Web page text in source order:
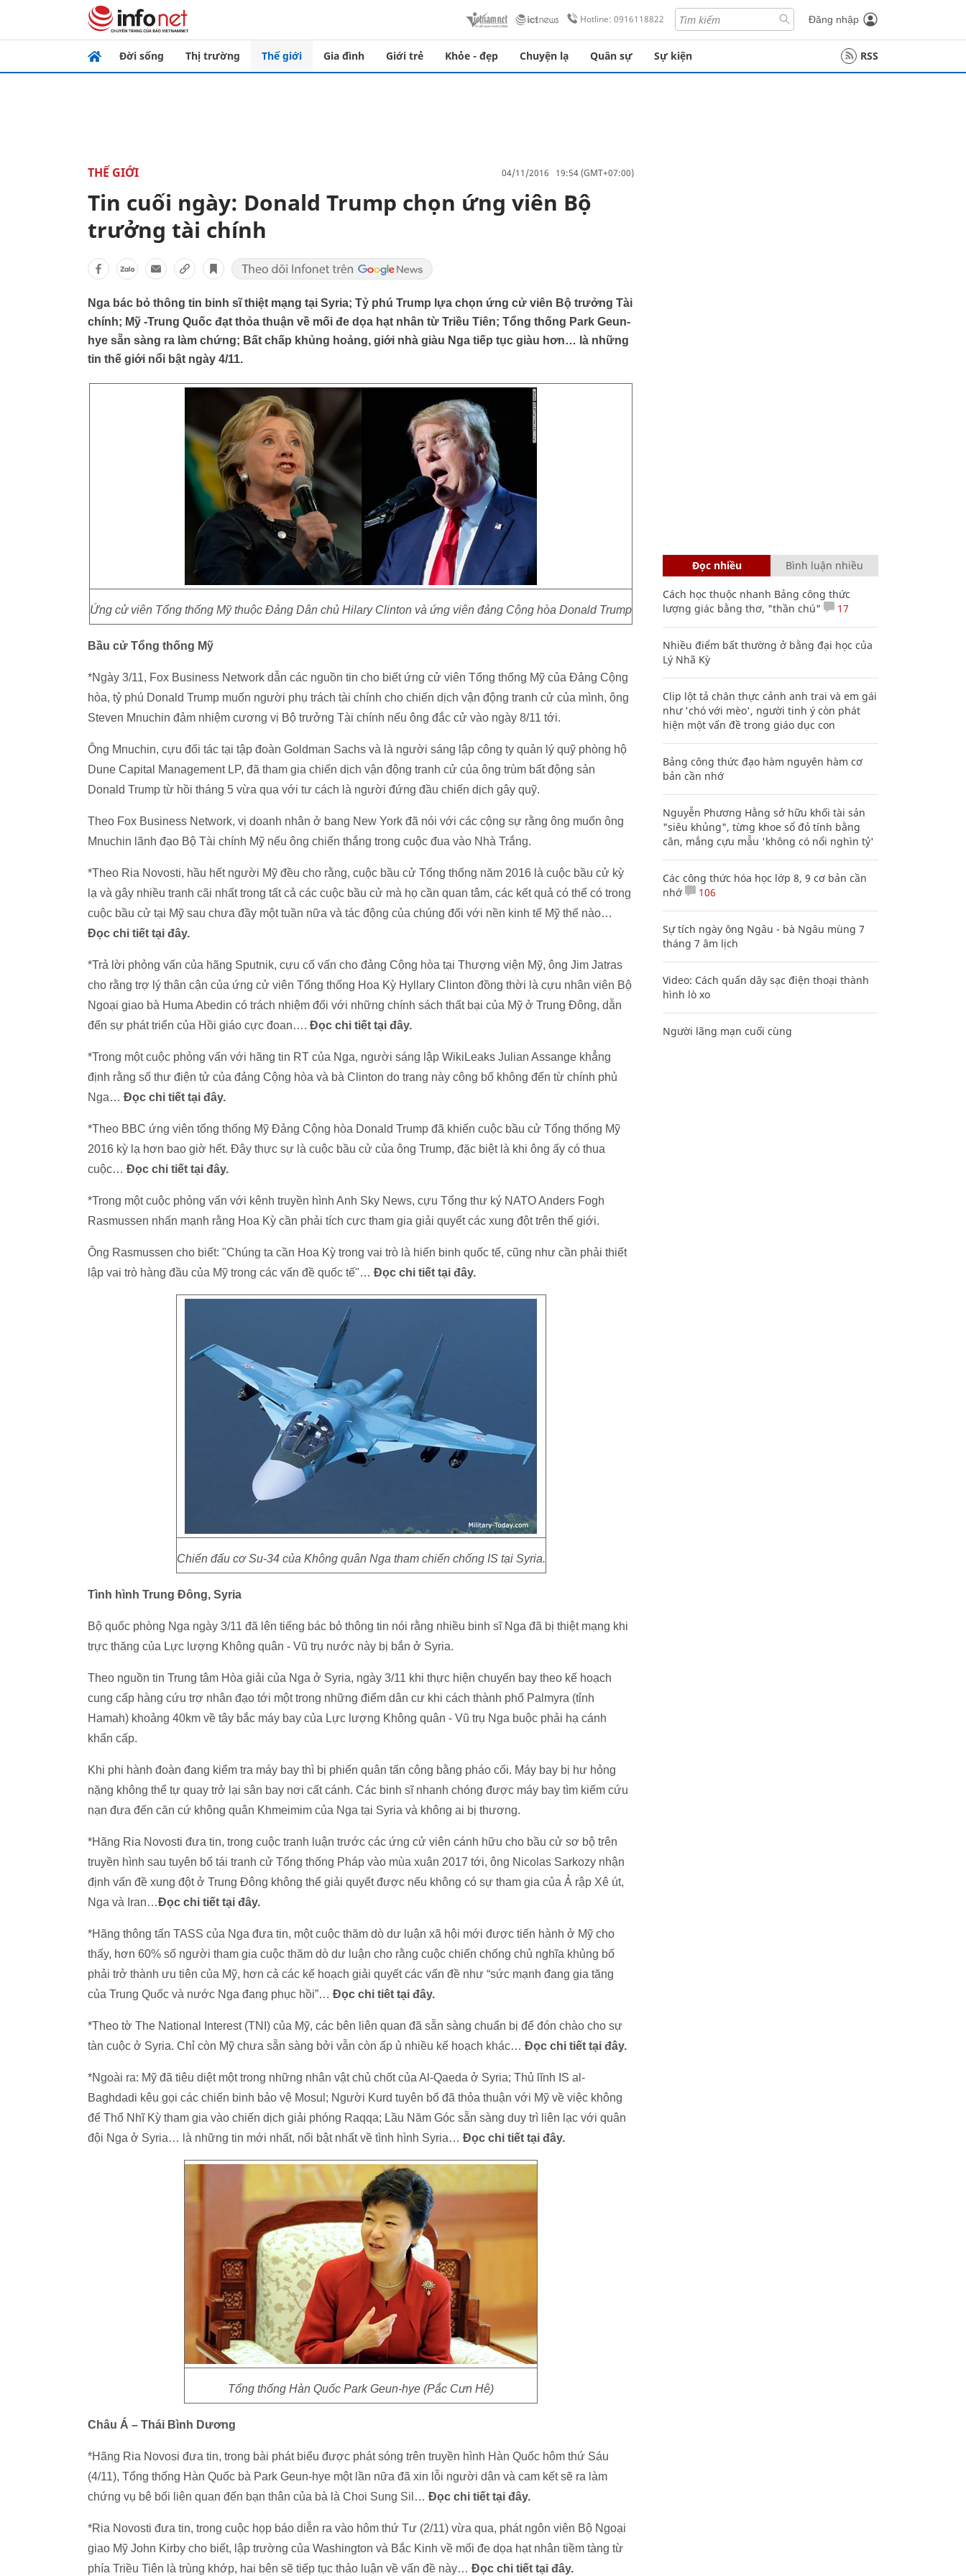
Hotline: 0916118822 Đăng nhập
Đời sống Thị trường Thế giới Gia đình Giới trẻ Khỏe - đẹp Chuyện lạ Quân sự Sự kiện RSS
THẾ GIỚI 04/11/2016 19:54 (GMT+07:00)
Tin cuối ngày: Donald Trump chọn ứng viên Bộ
trưởng tài chính
Nga bác bỏ thông tin binh sĩ thiệt mạng tại Syria; Tỷ phú Trump lựa chọn ứng cử viên Bộ trưởng Tài
chính; Mỹ -Trung Quốc đạt thỏa thuận về mối đe dọa hạt nhân từ Triều Tiên; Tổng thống Park Geun-
hye sẵn sàng ra làm chứng; Bất chấp khủng hoảng, giới nhà giàu Nga tiếp tục giàu hơn… là những
tin thế giới nổi bật ngày 4/11.
Ứng cử viên Tổng thống Mỹ thuộc Đảng Dân chủ Hilary Clinton và ứng viên đảng Cộng hòa Donald Trump
Bầu cử Tổng thống Mỹ
*Ngày 3/11, Fox Business Network dẫn các nguồn tin cho biết ứng cử viên Tổng thống Mỹ của Đảng Cộng
hòa, tỷ phú Donald Trump muốn người phụ trách tài chính cho chiến dịch vận động tranh cử của mình, ông
Steven Mnuchin đảm nhiệm cương vị Bộ trưởng Tài chính nếu ông đắc cử vào ngày 8/11 tới.
Ông Mnuchin, cựu đối tác tại tập đoàn Goldman Sachs và là người sáng lập công ty quản lý quỹ phòng hộ
Dune Capital Management LP, đã tham gia chiến dịch vận động tranh cử của ông trùm bất động sản
Donald Trump từ hồi tháng 5 vừa qua với tư cách là người đứng đầu chiến dịch gây quỹ.
Theo Fox Business Network, vị doanh nhân ở bang New York đã nói với các cộng sự rằng ông muốn ông
Mnuchin lãnh đạo Bộ Tài chính Mỹ nếu ông chiến thắng trong cuộc đua vào Nhà Trắng.
*Theo Ria Novosti, hầu hết người Mỹ đều cho rằng, cuộc bầu cử Tổng thống năm 2016 là cuộc bầu cử kỳ
lạ và gây nhiều tranh cãi nhất trong tất cả các cuộc bầu cử mà họ cần quan tâm, các kết quả có thể có trong
cuộc bầu cử tại Mỹ sau chưa đầy một tuần nữa và tác động của chúng đối với nền kinh tế Mỹ thế nào…
Đọc chi tiết tại đây.
*Trả lời phỏng vấn của hãng Sputnik, cựu cố vấn cho đảng Cộng hòa tại Thượng viện Mỹ, ông Jim Jatras
cho rằng trợ lý thân cận của ứng cử viên Tổng thống Hoa Kỳ Hyllary Clinton đồng thời là cựu nhân viên Bộ
Ngoại giao bà Huma Abedin có trách nhiệm đối với những chính sách thất bại của Mỹ ở Trung Đông, dẫn
đến sự phát triển của Hồi giáo cực đoan…. Đọc chi tiết tại đây.
*Trong một cuộc phỏng vấn với hãng tin RT của Nga, người sáng lập WikiLeaks Julian Assange khẳng
định rằng số thư điện tử của đảng Cộng hòa và bà Clinton do trang này công bố không đến từ chính phủ
Nga… Đọc chi tiết tại đây.
*Theo BBC ứng viên tổng thống Mỹ Đảng Cộng hòa Donald Trump đã khiến cuộc bầu cử Tổng thống Mỹ
2016 kỳ lạ hơn bao giờ hết. Đây thực sự là cuộc bầu cử của ông Trump, đặc biệt là khi ông ấy có thua
cuộc… Đọc chi tiết tại đây.
*Trong một cuộc phỏng vấn với kênh truyền hình Anh Sky News, cựu Tổng thư ký NATO Anders Fogh
Rasmussen nhấn mạnh rằng Hoa Kỳ cần phải tích cực tham gia giải quyết các xung đột trên thế giới.
Ông Rasmussen cho biết: "Chúng ta cần Hoa Kỳ trong vai trò là hiến binh quốc tế, cũng như cần phải thiết
lập vai trò hàng đầu của Mỹ trong các vấn đề quốc tế"… Đọc chi tiết tại đây.
Chiến đấu cơ Su-34 của Không quân Nga tham chiến chống IS tại Syria.
Tình hình Trung Đông, Syria
Bộ quốc phòng Nga ngày 3/11 đã lên tiếng bác bỏ thông tin nói rằng nhiều binh sĩ Nga đã bị thiệt mạng khi
trực thăng của Lực lượng Không quân - Vũ trụ nước này bị bắn ở Syria.
Theo nguồn tin Trung tâm Hòa giải của Nga ở Syria, ngày 3/11 khi thực hiện chuyến bay theo kế hoạch
cung cấp hàng cứu trợ nhân đạo tới một trong những điểm dân cư khi cách thành phố Palmyra (tỉnh
Hamah) khoảng 40km về tây bắc máy bay của Lực lượng Không quân - Vũ trụ Nga buộc phải hạ cánh
khẩn cấp.
Khi phi hành đoàn đang kiểm tra máy bay thì bị phiến quân tấn công bằng pháo cối. Máy bay bị hư hỏng
nặng không thể tự quay trở lại sân bay nơi cất cánh. Các binh sĩ nhanh chóng được máy bay tìm kiếm cứu
nạn đưa đến căn cứ không quân Khmeimim của Nga tại Syria và không ai bị thương.
*Hãng Ria Novosti đưa tin, trong cuộc tranh luận trước các ứng cử viên cánh hữu cho bầu cử sơ bộ trên
truyền hình sau tuyên bố tái tranh cử Tổng thống Pháp vào mùa xuân 2017 tới, ông Nicolas Sarkozy nhận
định vấn đề xung đột ở Trung Đông không thể giải quyết được nếu không có sự tham gia của Ả rập Xê út,
Nga và Iran…Đọc chi tiết tại đây.
*Hãng thông tấn TASS của Nga đưa tin, một cuộc thăm dò dư luận xã hội mới được tiến hành ở Mỹ cho
thấy, hơn 60% số người tham gia cuộc thăm dò dư luận cho rằng cuộc chiến chống chủ nghĩa khủng bố
phải trở thành ưu tiên của Mỹ, hơn cả các kế hoạch giải quyết các vấn đề như “sức mạnh đang gia tăng
của Trung Quốc và nước Nga đang phục hồi”… Đọc chi tiêt tại đây.
*Theo tờ The National Interest (TNI) của Mỹ, các bên liên quan đã sẵn sàng chuẩn bị để đón chào cho sự
tàn cuộc ở Syria. Chỉ còn Mỹ chưa sẵn sàng bởi vẫn còn ấp ủ nhiều kế hoạch khác… Đọc chi tiết tại đây.
*Ngoài ra: Mỹ đã tiêu diệt một trong những nhân vật chủ chốt của Al-Qaeda ở Syria; Thủ lĩnh IS al-
Baghdadi kêu gọi các chiến binh bảo vệ Mosul; Người Kurd tuyên bố đã thỏa thuận với Mỹ về việc không
để Thổ Nhĩ Kỳ tham gia vào chiến dịch giải phóng Raqqa; Lầu Năm Góc sẵn sàng duy trì liên lạc với quân
đội Nga ở Syria… là những tin mới nhất, nổi bật nhất về tình hình Syria… Đọc chi tiết tại đây.
Tổng thống Hàn Quốc Park Geun-hye (Pắc Cưn Hê)
Châu Á – Thái Bình Dương
*Hãng Ria Novosi đưa tin, trong bài phát biểu được phát sóng trên truyền hình Hàn Quốc hôm thứ Sáu
(4/11), Tổng thống Hàn Quốc bà Park Geun-hye một lần nữa đã xin lỗi người dân và cam kết sẽ ra làm
chứng vụ bê bối liên quan đến bạn thân của bà là Choi Sung Sil… Đọc chi tiết tại đây.
*Ria Novosti đưa tin, trong cuộc họp báo diễn ra vào hôm thứ Tư (2/11) vừa qua, phát ngôn viên Bộ Ngoại
giao Mỹ John Kirby cho biết, lập trường của Washington và Bắc Kinh về mối đe dọa hạt nhân tiềm tàng từ
phía Triều Tiên là trùng khớp, hai bên sẽ tiếp tục thảo luận về vấn đề này… Đọc chi tiết tại đây.
Đọc nhiều Bình luận nhiều
Cách học thuộc nhanh Bảng công thức
lượng giác bằng thơ, "thần chú"
17
Nhiều điểm bất thường ở bằng đại học của
Lý Nhã Kỳ
Clip lột tả chân thực cảnh anh trai và em gái
như 'chó với mèo', người tinh ý còn phát
hiện một vấn đề trong giáo dục con
Bảng công thức đạo hàm nguyên hàm cơ
bản cần nhớ
Nguyễn Phương Hằng sở hữu khối tài sản
"siêu khủng", từng khoe sổ đỏ tính bằng
cân, mắng cựu mẫu 'không có nổi nghìn tỷ'
Các công thức hóa học lớp 8, 9 cơ bản cần
nhớ
106
Sự tích ngày ông Ngâu - bà Ngâu mùng 7
tháng 7 âm lịch
Video: Cách quấn dây sạc điện thoại thành
hình lò xo
Người lãng mạn cuối cùng